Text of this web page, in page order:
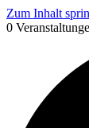
Zum Inhalt
0